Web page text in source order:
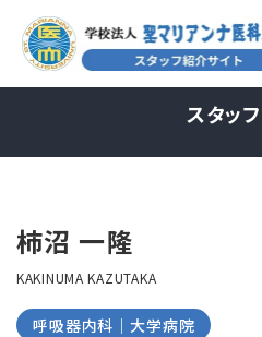
スタッ
柿沼 一隆
KAKINUMA KAZUTAKA
呼吸器内科｜大学病院